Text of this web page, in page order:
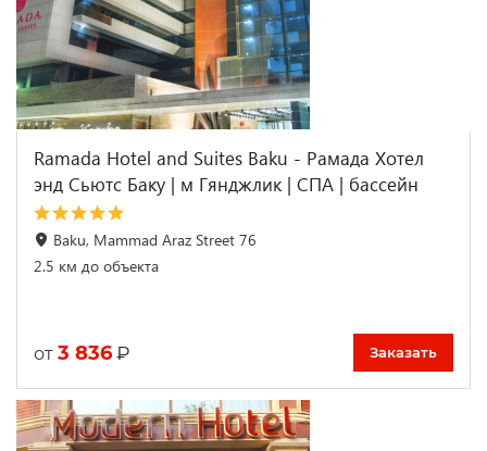
Ramada Hotel and Suites Baku - Рамада Хотел
энд Сьютс Баку | м Гянджлик | CПА | бассейн
Baku, Mammad Araz Street 76
2.5 км до объекта
от 3 836 ₽ Заказать